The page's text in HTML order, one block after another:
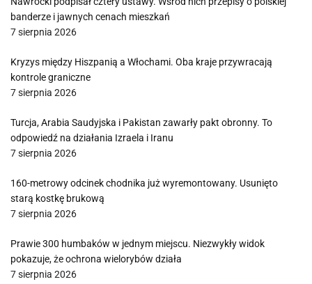
banderze i jawnych cenach mieszkań
7 sierpnia 2026
Kryzys między Hiszpanią a Włochami. Oba kraje przywracają
kontrole graniczne
7 sierpnia 2026
Turcja, Arabia Saudyjska i Pakistan zawarły pakt obronny. To
odpowiedź na działania Izraela i Iranu
7 sierpnia 2026
160-metrowy odcinek chodnika już wyremontowany. Usunięto
starą kostkę brukową
7 sierpnia 2026
Prawie 300 humbaków w jednym miejscu. Niezwykły widok
pokazuje, że ochrona wielorybów działa
7 sierpnia 2026